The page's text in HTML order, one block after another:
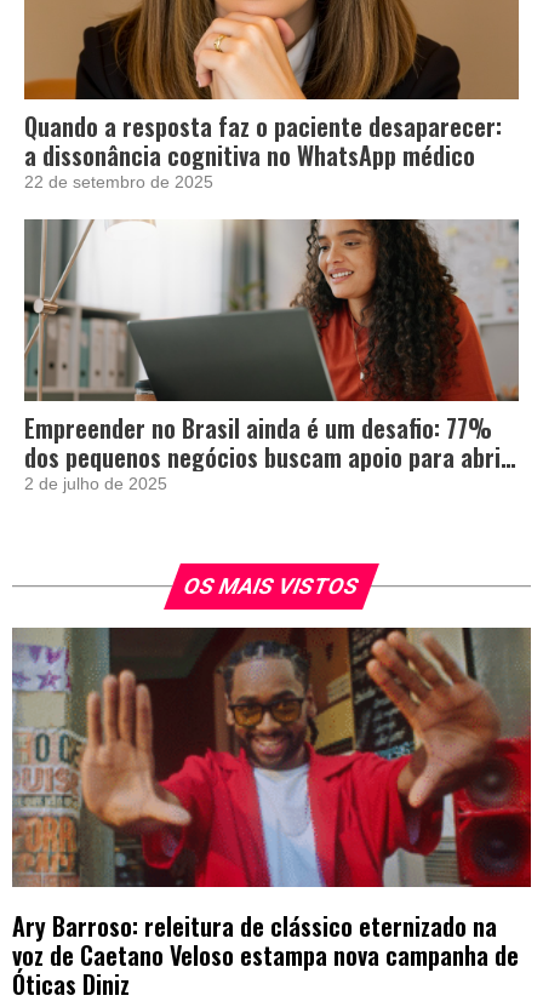
Quando a resposta faz o paciente desaparecer:
a dissonância cognitiva no WhatsApp médico
22 de setembro de 2025
Empreender no Brasil ainda é um desafio: 77%
dos pequenos negócios buscam apoio para abrir
e crescer
2 de julho de 2025
OS MAIS VISTOS
Ary Barroso: releitura de clássico eternizado na
voz de Caetano Veloso estampa nova campanha de
Óticas Diniz